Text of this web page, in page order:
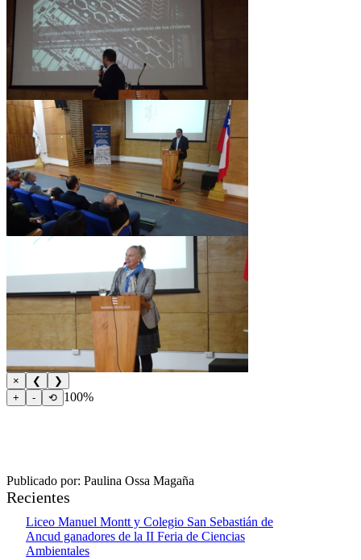
× ❮
❯
+
- ⟲ 100%
Publicado por: Paulina Ossa Magaña
Recientes
Liceo Manuel Montt y Colegio San Sebastián de
Ancud ganadores de la II Feria de Ciencias
Ambientales